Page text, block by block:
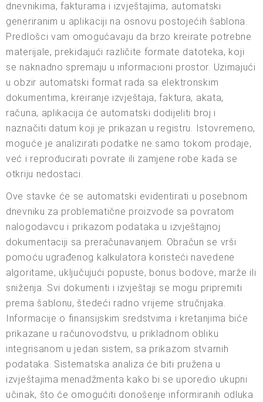
dnevnikima, fakturama i izvještajima, automatski
generiranim u aplikaciji na osnovu postojećih šablona.
Predlošci vam omogućavaju da brzo kreirate potrebne
materijale, prekidajući različite formate datoteka, koji
se naknadno spremaju u informacioni prostor. Uzimajući
u obzir automatski format rada sa elektronskim
dokumentima, kreiranje izvještaja, faktura, akata,
računa, aplikacija će automatski dodijeliti broj i
naznačiti datum koji je prikazan u registru. Istovremeno,
moguće je analizirati podatke ne samo tokom prodaje,
već i reproducirati povrate ili zamjene robe kada se
otkriju nedostaci.
Ove stavke će se automatski evidentirati u posebnom
dnevniku za problematične proizvode sa povratom
nalogodavcu i prikazom podataka u izvještajnoj
dokumentaciji sa preračunavanjem. Obračun se vrši
pomoću ugrađenog kalkulatora koristeći navedene
algoritame, uključujući popuste, bonus bodove, marže ili
sniženja. Svi dokumenti i izvještaji se mogu pripremiti
prema šablonu, štedeći radno vrijeme stručnjaka.
Informacije o finansijskim sredstvima i kretanjima biće
prikazane u računovodstvu, u prikladnom obliku
integrisanom u jedan sistem, sa prikazom stvarnih
podataka. Sistematska analiza će biti pružena u
izvještajima menadžmenta kako bi se uporedio ukupni
učinak, što će omogućiti donošenje informiranih odluka